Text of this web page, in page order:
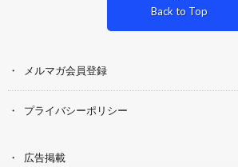
Back to Top
メルマガ会員登録
プライバシーポリシー
広告掲載